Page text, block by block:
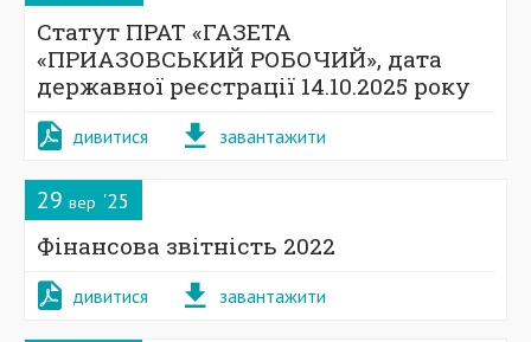
Статут ПРАТ «ГАЗЕТА
«ПРИАЗОВСЬКИЙ РОБОЧИЙ», дата
державної реєстрації 14.10.2025 року
дивитися завантажити
29 вер '25
Фінансова звітність 2022
дивитися завантажити